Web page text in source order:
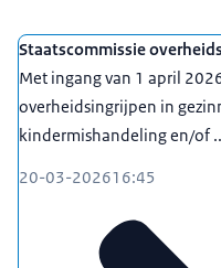
Staatscommissie
Met ingang van 1 april
overheidsingrijpen in
kindermishandeling en/of
20-03-202616:45